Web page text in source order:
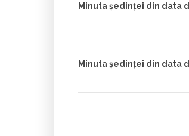
Minuta ședinței din data
Minuta ședinței din data